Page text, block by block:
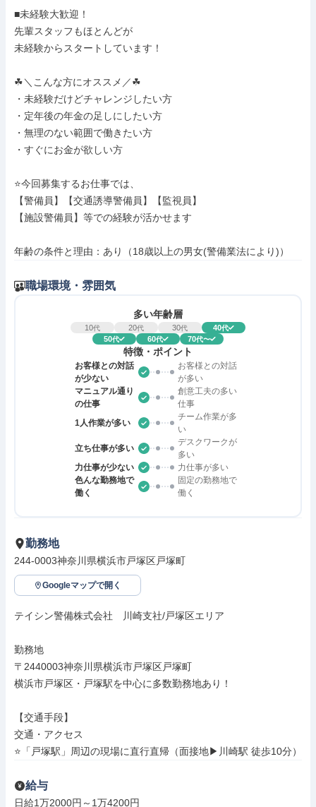
■未経験大歓迎！
先輩スタッフもほとんどが
未経験からスタートしています！
☘＼こんな方にオススメ／☘
・未経験だけどチャレンジしたい方
・定年後の年金の足しにしたい方
・無理のない範囲で働きたい方
・すぐにお金が欲しい方
⭐今回募集するお仕事では、
【警備員】【交通誘導警備員】【監視員】
【施設警備員】等での経験が活かせます
年齢の条件と理由：あり（18歳以上の男女(警備業法により)）
職場環境・雰囲気
多い年齢層
10代 20代 30代 40代
50代 60代 70代〜
特徴・ポイント
お客様との対話
が少ない
お客様との対話
が多い
マニュアル通り
の仕事
創意工夫の多い
仕事
1人作業が多い
チーム作業が多
い
立ち仕事が多い
デスクワークが
多い
力仕事が少ない
力仕事が多い
色んな勤務地で
働く
固定の勤務地で
働く
勤務地
244-0003神奈川県横浜市戸塚区戸塚町
Googleマップで開く
テイシン警備株式会社　川崎支社/戸塚区エリア
勤務地
〒2440003神奈川県横浜市戸塚区戸塚町
横浜市戸塚区・戸塚駅を中心に多数勤務地あり！
【交通手段】
交通・アクセス
⭐「戸塚駅」周辺の現場に直行直帰（面接地▶川崎駅 徒歩10分）
給与
日給1万2000円～1万4200円